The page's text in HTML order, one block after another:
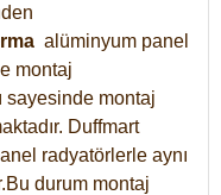
alüminyum panel
montaj
sayesinde montaj
Duffmart
radyatörlerle aynı
durum montaj